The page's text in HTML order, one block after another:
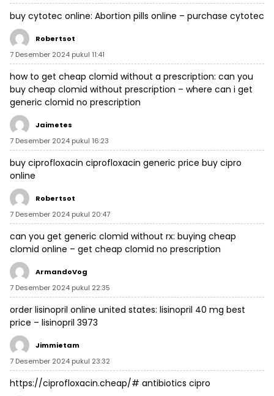
buy cytotec online: Abortion pills online – purchase cytotec
Robertsot
7 Desember 2024 pukul 11:41
how to get cheap clomid without a prescription: can you
buy cheap clomid without prescription – where can i get
generic clomid no prescription
Jaimetes
7 Desember 2024 pukul 16:23
buy ciprofloxacin ciprofloxacin generic price buy cipro
online
Robertsot
7 Desember 2024 pukul 20:47
can you get generic clomid without rx: buying cheap
clomid online – get cheap clomid no prescription
ArmandoVog
7 Desember 2024 pukul 22:35
order lisinopril online united states: lisinopril 40 mg best
price – lisinopril 3973
Jimmietam
7 Desember 2024 pukul 23:32
https://ciprofloxacin.cheap/# antibiotics cipro